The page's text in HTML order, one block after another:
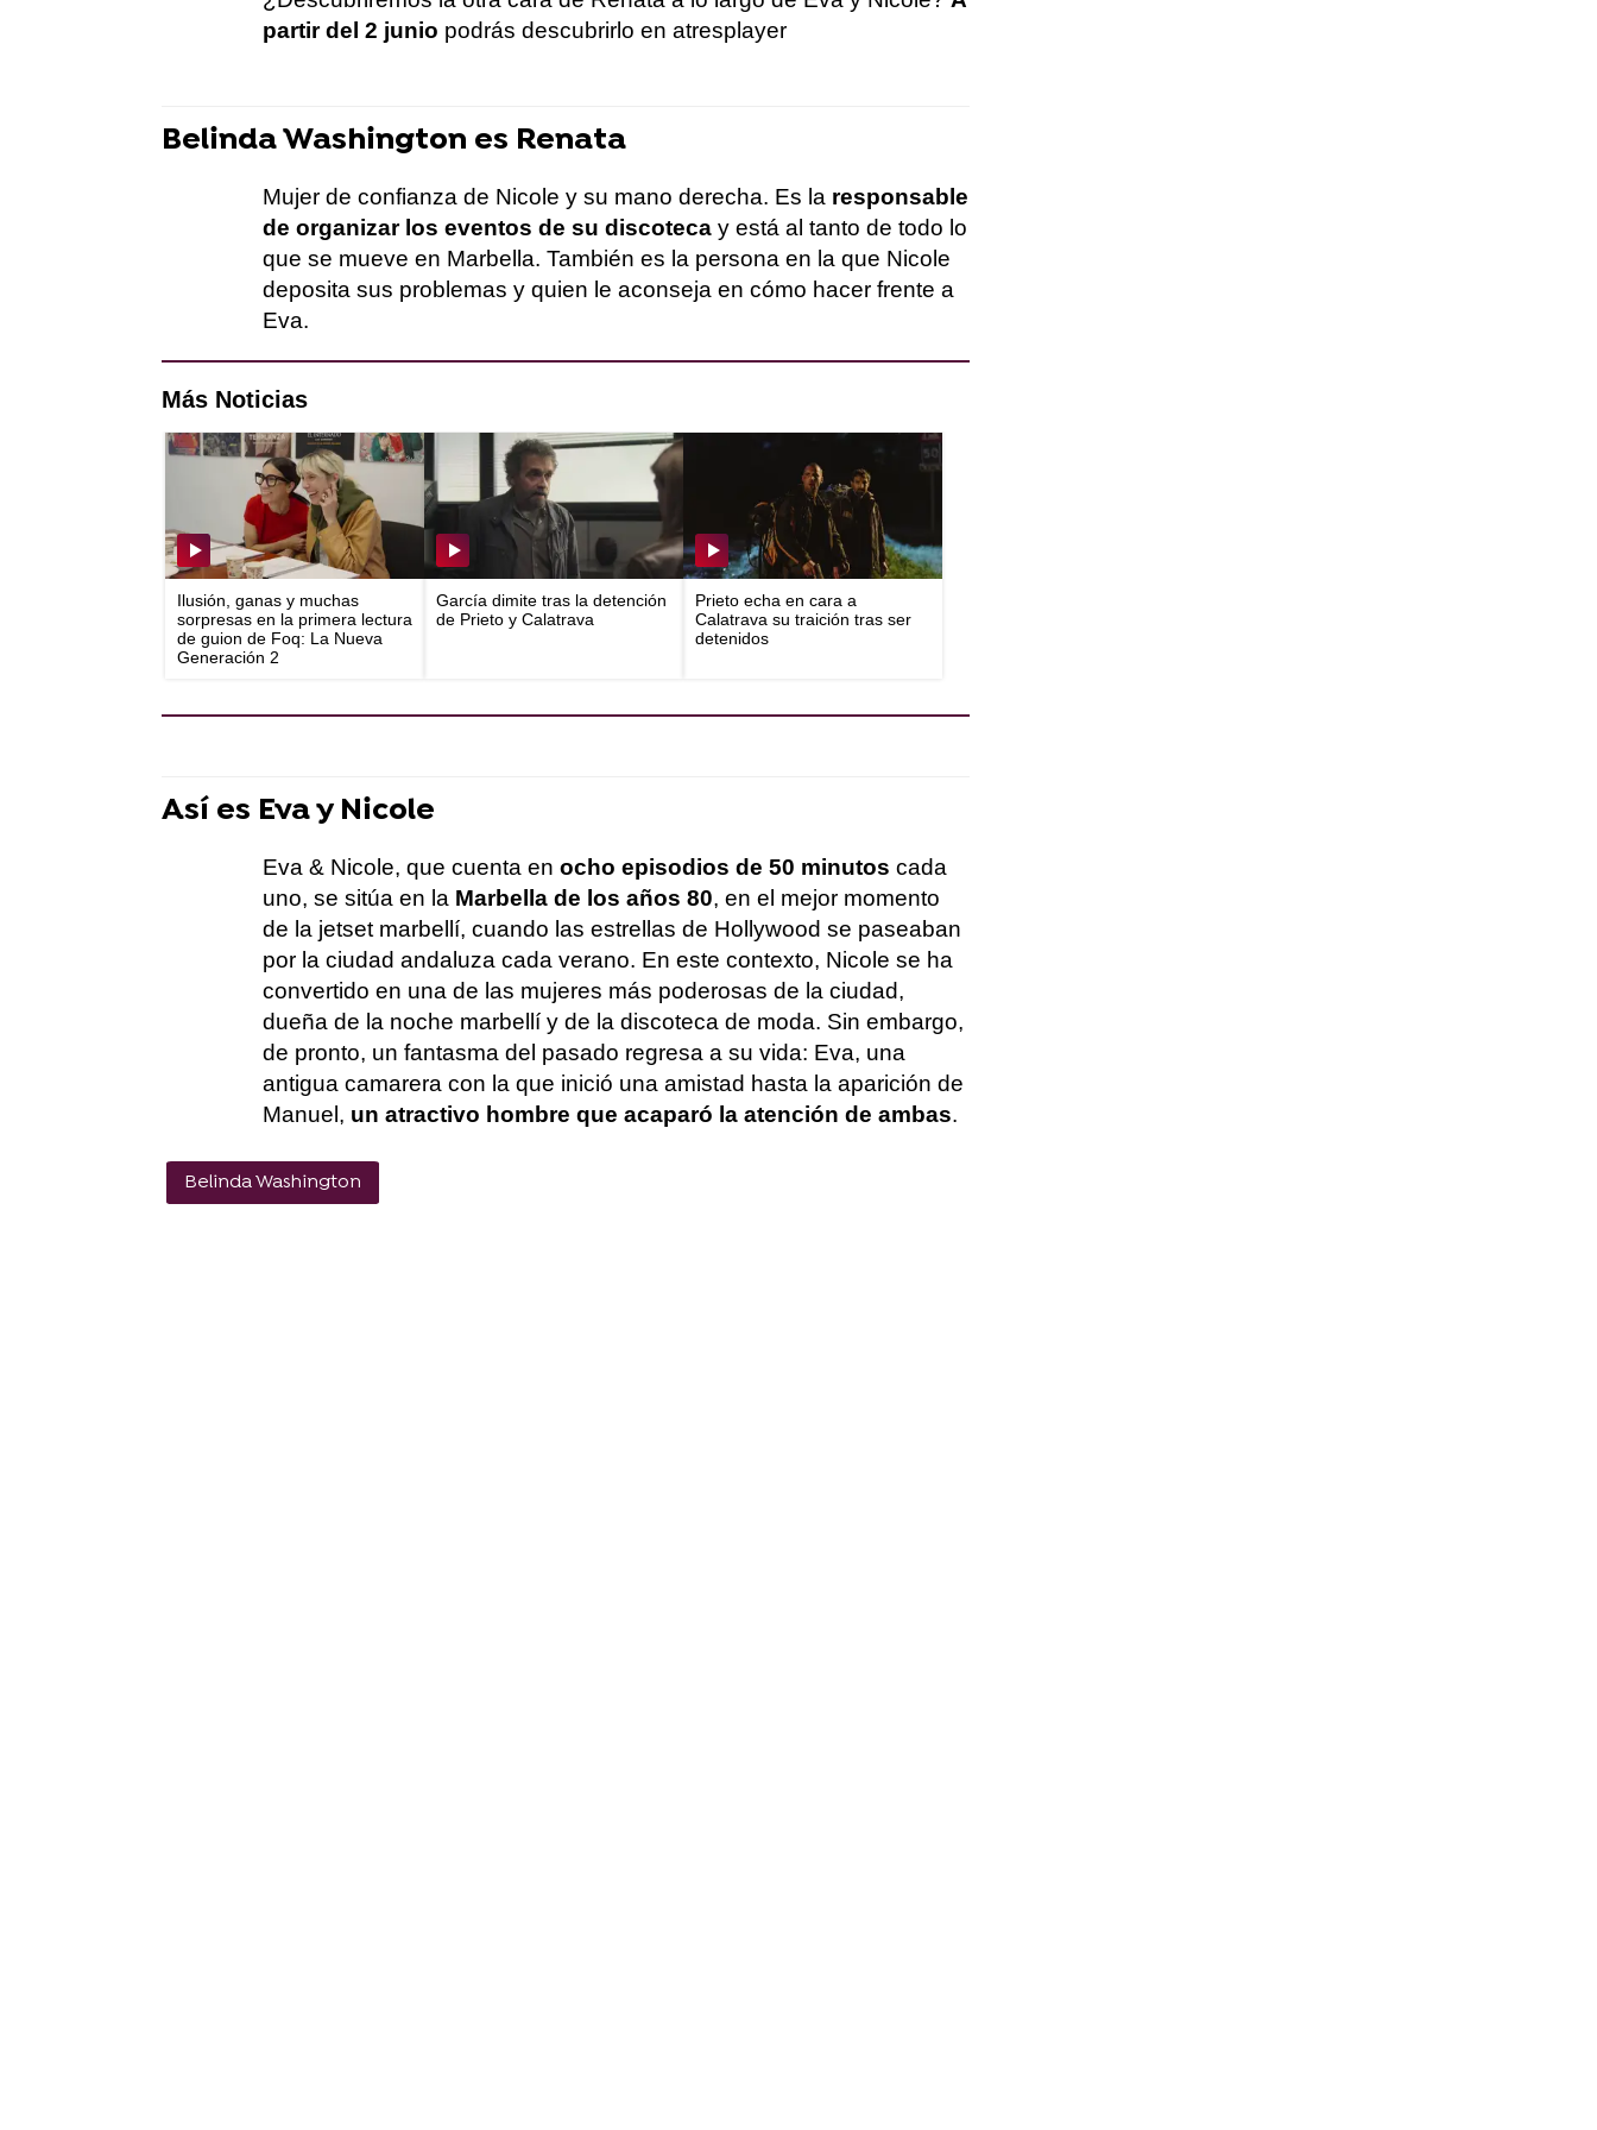
partir del 2 junio podrás descubrirlo en atresplayer
Belinda Washington es Renata
Mujer de confianza de Nicole y su mano derecha. Es la responsable
de organizar los eventos de su discoteca y está al tanto de todo lo
que se mueve en Marbella. También es la persona en la que Nicole
deposita sus problemas y quien le aconseja en cómo hacer frente a
Eva.
Más Noticias
Ilusión, ganas y muchas
sorpresas en la primera lectura
de guion de Foq: La Nueva
Generación 2
García dimite tras la detención
de Prieto y Calatrava
Prieto echa en cara a
Calatrava su traición tras ser
detenidos
Así es Eva y Nicole
Eva & Nicole, que cuenta en ocho episodios de 50 minutos cada
uno, se sitúa en la Marbella de los años 80, en el mejor momento
de la jetset marbellí, cuando las estrellas de Hollywood se paseaban
por la ciudad andaluza cada verano. En este contexto, Nicole se ha
convertido en una de las mujeres más poderosas de la ciudad,
dueña de la noche marbellí y de la discoteca de moda. Sin embargo,
de pronto, un fantasma del pasado regresa a su vida: Eva, una
antigua camarera con la que inició una amistad hasta la aparición de
Manuel, un atractivo hombre que acaparó la atención de ambas.
Belinda Washington